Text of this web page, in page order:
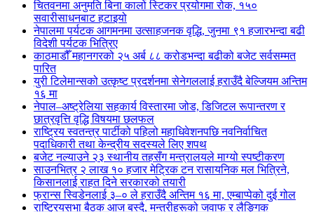
चितवनमा अनुमति बिना कालो स्टिकर प्रयोगमा रोक, १५०
सवारीसाधनबाट हटाइयो
नेपालमा पर्यटक आगमनमा उत्साहजनक वृद्धि, जुनमा ९१ हजारभन्दा बढी
विदेशी पर्यटक भित्रिए
काठमाडौँ महानगरको २५ अर्ब ८८ करोडभन्दा बढीको बजेट सर्वसम्मत
पारित
युरी टिलेमान्सको उत्कृष्ट प्रदर्शनमा सेनेगललाई हराउँदै बेल्जियम अन्तिम
१६ मा
नेपाल–अष्ट्रेलिया सहकार्य विस्तारमा जोड, डिजिटल रूपान्तरण र
छात्रवृत्ति वृद्धि विषयमा छलफल
राष्ट्रिय स्वतन्त्र पार्टीको पहिलो महाधिवेशनपछि नवनिर्वाचित
पदाधिकारी तथा केन्द्रीय सदस्यले लिए शपथ
बजेट नल्याउने २३ स्थानीय तहसँग मन्त्रालयले माग्यो स्पष्टीकरण
साउनभित्र २ लाख १० हजार मेट्रिक टन रासायनिक मल भित्रिने,
किसानलाई राहत दिने सरकारको तयारी
फ्रान्स स्विडेनलाई ३–० ले हराउँदै अन्तिम १६ मा, एम्बाप्पेको दुई गोल
राष्ट्रियसभा बैठक आज बस्दै, मन्त्रीहरूको जवाफ र लैङ्गिक